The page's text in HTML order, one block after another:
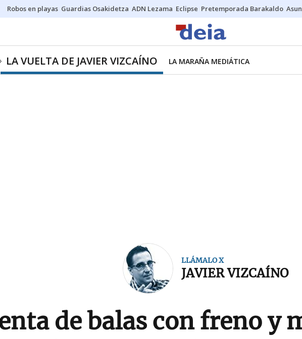
Robos en playas Guardias Osakidetza ADN Lezama Eclipse Pretemporada Barakaldo
LA VUELTA DE JAVIER VIZCAÍNO LA MARAÑA MEDIÁTICA
LLÁMALO X
JAVIER VIZCAÍNO
de balas con freno y